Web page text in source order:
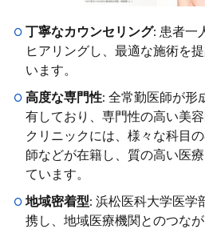
丁寧なカウンセリング: 患者一
ヒアリングし、最適な施術を
います。
高度な専門性: 全常勤医師が形
有しており、専門性の高い美
クリニックには、様々な科目
師などが在籍し、質の高い医
ています。
地域密着型: 浜松医科大学医学
携し、地域医療機関とのつな